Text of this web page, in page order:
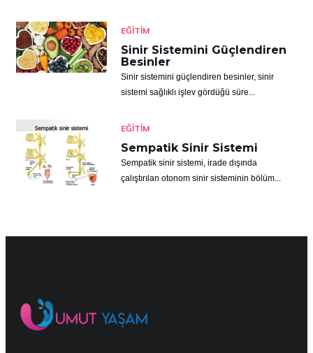
EĞITIM
Sinir Sistemini Güçlendiren
Besinler
Sinir sistemini güçlendiren besinler, sinir
sistemi sağlıklı işlev gördüğü süre...
EĞITIM
Sempatik Sinir Sistemi
Sempatik sinir sistemi, irade dışında
çalıştırılan otonom sinir sisteminin bölüm...